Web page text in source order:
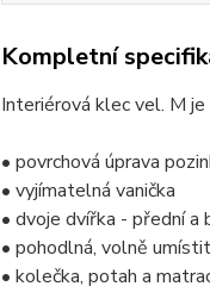
Kompletní
Interiérová klec vel. M je
• povrchová úprava
• vyjímatelná vanička
• dvoje dvířka - přední a
• pohodlná, volně
• kolečka, potah a